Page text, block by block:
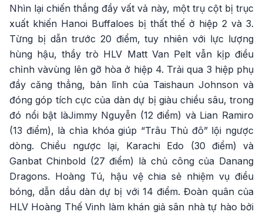
Nhìn lại chiến thắng đầy vất vả này, một trụ cột bị trục
xuất khiến Hanoi Buffaloes bị thất thế ở hiệp 2 và 3.
Từng bị dẫn trước 20 điểm, tuy nhiên với lực lượng
hùng hậu, thầy trò HLV Matt Van Pelt vẫn kịp điều
chỉnh vàvùng lên gỡ hòa ở hiệp 4. Trải qua 3 hiệp phụ
đầy căng thẳng, bản lĩnh của Taishaun Johnson và
đóng góp tích cực của dàn dự bị giàu chiều sâu, trong
đó nổi bật làJimmy Nguyễn (12 điểm) và Lian Ramiro
(13 điểm), là chìa khóa giúp “Trâu Thủ đô” lội ngược
dòng. Chiều ngược lại, Karachi Edo (30 điểm) và
Ganbat Chinbold (27 điểm) là chủ công của Danang
Dragons. Hoàng Tú, hậu vệ chia sẻ nhiệm vụ điều
bóng, dẫn dầu dàn dự bị với 14 điểm. Đoàn quân của
HLV Hoàng Thế Vinh làm khán giả sân nhà tự hào bởi